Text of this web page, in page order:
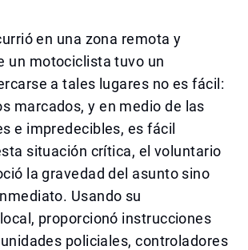
en una zona remota y
un motociclista tuvo un
a tales lugares no es fácil:
marcados, y en medio de las
e impredecibles, es fácil
situación crítica, el voluntario
la gravedad del asunto sino
Usando su
proporcionó instrucciones
policiales, controladores